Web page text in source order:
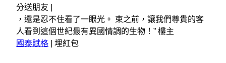
分送朋友 |
，還是忍不住看了一眼光。 束之前，讓我們尊貴的客
人看到這個世紀最有異國情調的生物！” 樓主
國泰賦格
埋紅包